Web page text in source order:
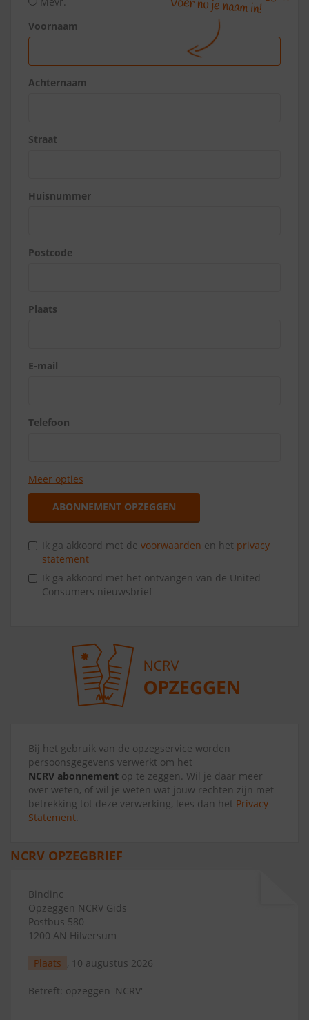
Voornaam
Achternaam
Straat
Huisnummer
Postcode
Plaats
E-mail
Telefoon
Meer opties
ABONNEMENT OPZEGGEN
Ik ga akkoord met de voorwaarden en het privacy
statement
Ik ga akkoord met het ontvangen van de United
Consumers nieuwsbrief
Bij het gebruik van de opzegservice worden
persoonsgegevens verwerkt om het
NCRV abonnement op te zeggen. Wil je daar meer
over weten, of wil je weten wat jouw rechten zijn met
betrekking tot deze verwerking, lees dan het Privacy
Statement.
NCRV OPZEGBRIEF
Bindinc
Opzeggen NCRV Gids
Postbus 580
1200 AN Hilversum
Plaats , 10 augustus 2026
Betreft: opzeggen 'NCRV'